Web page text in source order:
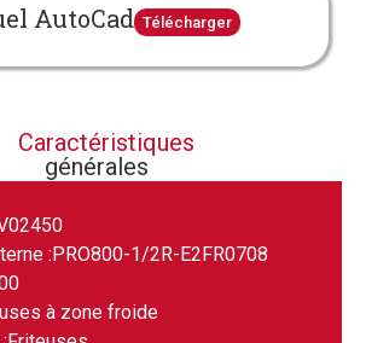
AutoCad Télécharger
Caractéristiques
générales
:PRO800-1/2R-E2FR0708
à zone froide